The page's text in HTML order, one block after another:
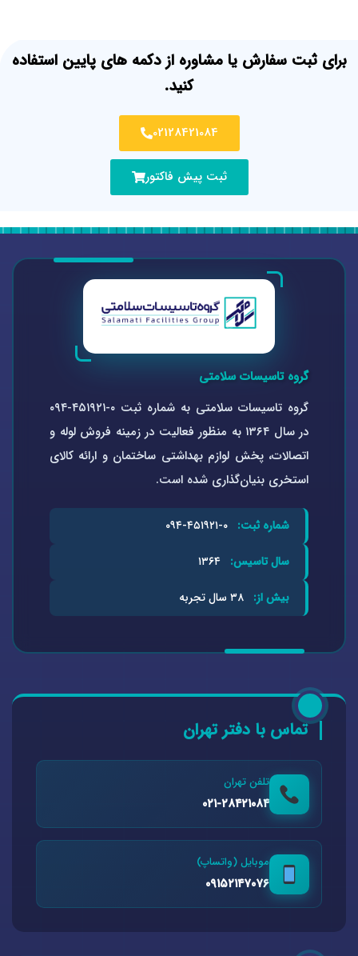
برای ثبت سفارش یا مشاوره از دکمه های پایین استفاده
کنید.
02128421084
ثبت پیش فاکتور
گروه تاسیسات سلامتی
گروه تاسیسات سلامتی به شماره ثبت ۰-۴۵۱۹۲۱-۰۹۴
در سال ۱۳۶۴ به منظور فعالیت در زمینه فروش لوله و
اتصالات، پخش لوازم بهداشتی ساختمان و ارائه کالای
استخری بنیان‌گذاری شده است.
شماره ثبت:
سال تاسیس:
بیش از:
تماس با دفتر تهران
تلفن تهران
۰۲۱-۲۸۴۲۱۰۸۴
موبایل (واتساپ)
۰۹۱۵۲۱۴۷۰۷۶